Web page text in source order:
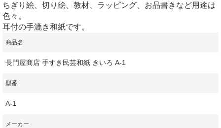
ちぎり絵、切り絵、教材、ラッピング、お品書きなど用途は
色々。
耳付の手漉き和紙です。
商品名
長門屋商店 手すき民芸和紙 きいろ A-1
型番
A-1
メーカー